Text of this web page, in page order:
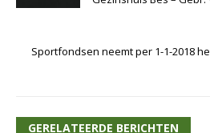
Sportfondsen neemt per 1-1-2018
GERELATEERDE BERICHTEN